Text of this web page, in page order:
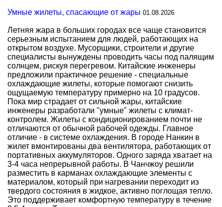
Умные жилеты, спасающие от жары 01.08.2026
Летняя жара в больших городах все чаще становится
серьезным испытанием для людей, работающих на
открытом воздухе. Мусорщики, строители и другие
специалисты вынуждены проводить часы под палящим
солнцем, рискуя перегревом. Китайские инженеры
предложили практичное решение - специальные
охлаждающие жилеты, которые помогают снизить
ощущаемую температуру примерно на 10 градусов.
Пока мир страдает от сильной жары, китайские
инженеры разработали "умные" жилеты с климат-
контролем. Жилеты с кондиционированием почти не
отличаются от обычной рабочей одежды. Главное
отличие - в системе охлаждения. В городе Нанкин в
жилет вмонтированы два вентилятора, работающих от
портативных аккумуляторов. Одного заряда хватает на
3-4 часа непрерывной работы. В Чанчжоу решили
разместить в карманах охлаждающие элементы с
материалом, который при нагревании переходит из
твердого состояния в жидкое, активно поглощая тепло.
Это поддерживает комфортную температуру в течение